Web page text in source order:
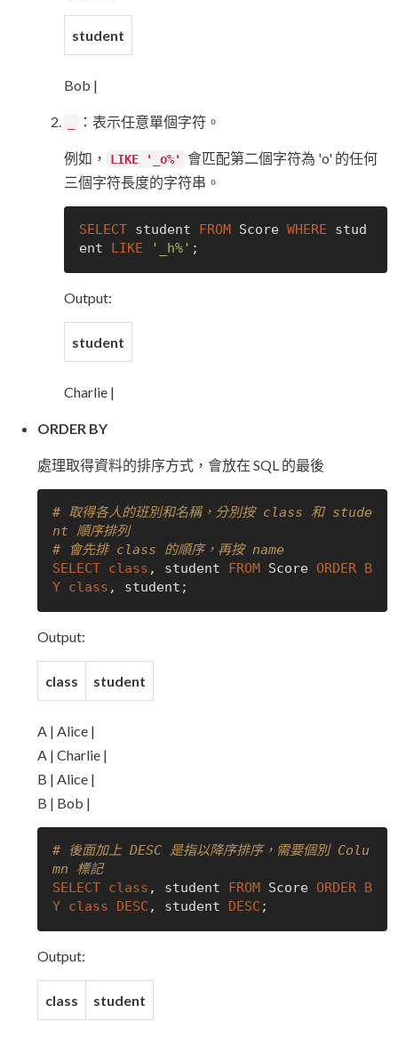
student
Bob |
：表示任意單個字符。
例如， LIKE '_o%'
會匹配第二個字符為 'o' 的任何
三個字符長度的字符串。
SELECT student FROM Score WHERE stud
ent LIKE '_h%'
Output:
student
Charlie |
ORDER BY
處理取得資料的排序方式，會放在 SQL 的最後
# 取得各人的班別和名稱，分別按 class 和 stude
nt 順序排列
# 會先排 class 的順序，再按 name
SELECT class , student FROM Score ORDER B
Y class
Output:
class student
A | Alice |
A | Charlie |
B | Alice |
B | Bob |
# 後面加上 DESC 是指以降序排序，需要個別 Colu
mn 標記
SELECT class , student FROM Score ORDER B
Y class DESC , student DESC
Output:
class student